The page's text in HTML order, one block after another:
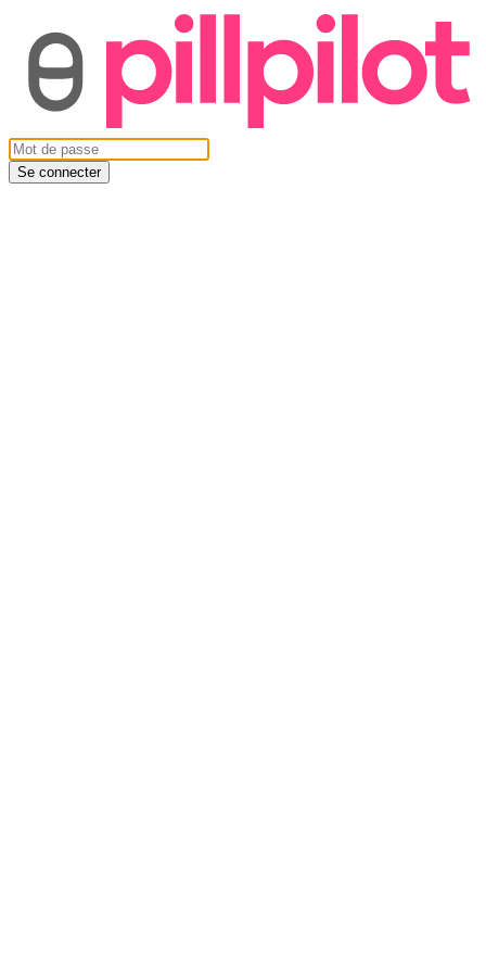
Se connecter